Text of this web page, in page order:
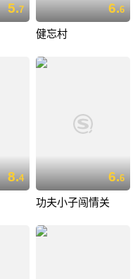
5.7 6.6
健忘村
8.4 6.6
功夫小子闯情关